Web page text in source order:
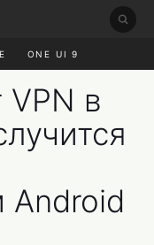
ONE UI 9
в
Android